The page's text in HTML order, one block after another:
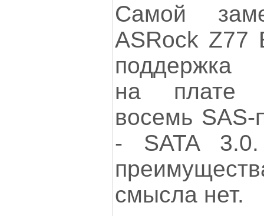
Самой
ASRock Z77
поддержка
на плате
восемь
- SATA 3.0.
смысла нет.